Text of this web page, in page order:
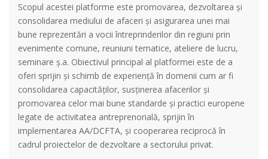
Scopul acestei platforme este promovarea, dezvoltarea și
consolidarea mediului de afaceri și asigurarea unei mai
bune reprezentări a vocii întreprinderilor din regiuni prin
evenimente comune, reuniuni tematice, ateliere de lucru,
seminare ș.a. Obiectivul principal al platformei este de a
oferi sprijin și schimb de experiență în domenii cum ar fi
consolidarea capacităților, susținerea afacerilor și
promovarea celor mai bune standarde și practici europene
legate de activitatea antreprenorială, sprijin în
implementarea AA/DCFTA, și cooperarea reciprocă în
cadrul proiectelor de dezvoltare a sectorului privat.